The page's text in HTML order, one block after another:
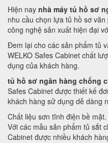
Hiện nay nhà máy tủ hồ sơ
nhu cầu chọn lựa tủ hồ sơ
công nghệ sản xuất hiện đại
Đem lại cho các sản phẩm tủ
WELKO Safes Cabinet chất
dụng của khách hàng.
tủ hồ sơ ngân hàng chống
Safes Cabinet được thiết kế
khách hàng sử dụng dễ dàng
Chất liệu sơn tĩnh điện bề
Với các mẫu sản phẩm tủ sắt
Cabinet được nhiều khách